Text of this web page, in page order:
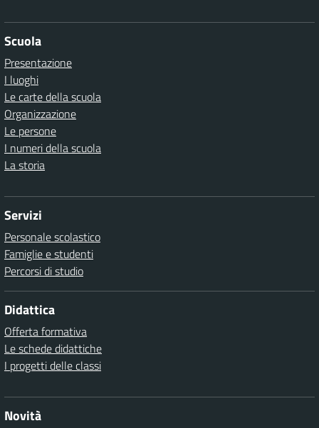
Scuola
Presentazione
I luoghi
Le carte della scuola
Organizzazione
Le persone
I numeri della scuola
La storia
Servizi
Personale scolastico
Famiglie e studenti
Percorsi di studio
Didattica
Offerta formativa
Le schede didattiche
I progetti delle classi
Novità